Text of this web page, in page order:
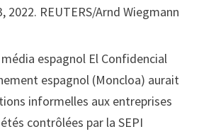
2022. REUTERS/Arnd Wiegmann
espagnol El Confidencial
espagnol (Moncloa) aurait
informelles aux entreprises
contrôlées par la SEPI